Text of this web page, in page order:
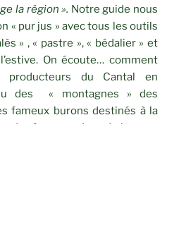
la région ». Notre guide nous
« pur jus » avec tous les outils
» , « pastre », « bédalier » et
On écoute… comment
producteurs du Cantal en
des « montagnes » des
fameux burons destinés à la
des fourmes dans de bonnes